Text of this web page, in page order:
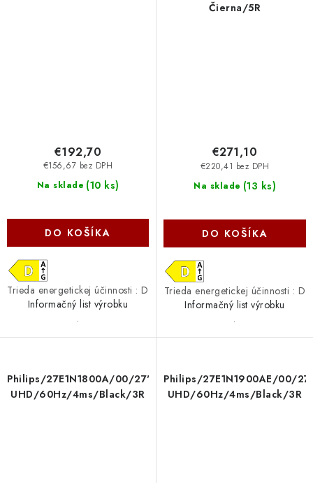
Na sklade (10 ks)
€156,67 bez DPH
€192,70
DO KOŠÍKA
Trieda energetickej účinnosti : D
Informačný list výrobku
.
Čierna/5R
Na sklade (13 ks)
€220,41 bez DPH
€271,10
DO KOŠÍKA
Trieda energetickej účinnosti : D
Informačný list výrobku
.
Philips/27E1N1800A/00/27''/IPS/4K
UHD/60Hz/4ms/Black/3R
Philips/27E1N1900AE/00/
UHD/60Hz/4ms/Black/3R